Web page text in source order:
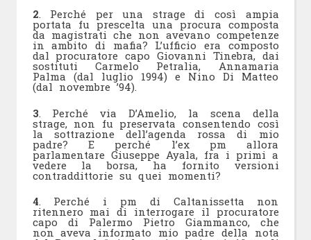
2. Perché per una strage di così ampia
portata fu prescelta una procura composta
da magistrati che non avevano competenze
in ambito di mafia? L’ufficio era composto
dal procuratore capo Giovanni Tinebra, dai
sostituti Carmelo Petralia, Annamaria
Palma (dal luglio 1994) e Nino Di Matteo
(dal novembre ’94).
3 . Perché via D’Amelio, la scena della
strage, non fu preservata consentendo così
la sottrazione dell’agenda rossa di mio
padre? E perché l’ex pm allora
parlamentare Giuseppe Ayala, fra i primi a
vedere la borsa, ha fornito versioni
contraddittorie su quei momenti?
4. Perché i pm di Caltanissetta non
ritennero mai di interrogare il procuratore
capo di Palermo Pietro Giammanco, che
non aveva informato mio padre della nota